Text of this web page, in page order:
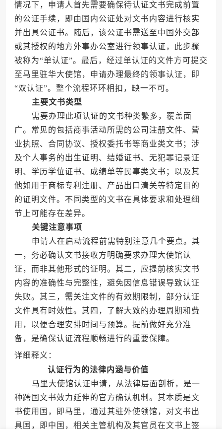
情况下，申请人首先需要确保待认证文书完成前置
的公证手续，即由国内公证处对文书内容进行核实
并出具公证书。随后，该公证书需送至中国外交部
或其授权的地方外事办公室进行领事认证，此步骤
被称为“单认证”。最后，经过单认证的文件方可提交
至马里驻华大使馆，申请办理最终的领事认证，即
“双认证”。整个流程环环相扣，缺一不可。
主要文书类型
需要办理此项认证的文书种类繁多，覆盖面
广。常见的包括商事活动所需的公司注册文件、营
业执照、合同协议、授权委托书等商业类文书；涉
及个人事务的出生证明、结婚证书、无犯罪记录证
明、学历学位证书、成绩单等民事类文书；以及其
他如用于商标专利注册、产品出口清关等特定目的
的证明文件。不同类型的文书在具体要求和处理细
节上可能存在差异。
关键注意事项
申请人在启动流程前需特别注意几个要点。其
一，务必确认文书接收方明确要求办理大使馆认
证，而非其他形式的证明。其二，应提前核实文书
内容的准确性与完整性，避免因信息错误导致认证
失败。其三，需关注文件的有效期限制，部分认证
文件具有时效性。其四，了解大致的办理周期和费
用，以便合理安排时间与预算。提前做好充分准
备，是确保认证流程顺畅进行的重要保障。
详细释义：
认证行为的法律内涵与价值
马里大使馆认证申请，从法律层面剖析，是一
种跨国文书效力延伸的官方确认机制。其本质是文
书使用国，即马里，通过其驻外使领馆，对文书出
具国，即中国，相关主管机构及其官员在文书上签